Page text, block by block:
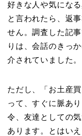
好きな人や気にな
と言われたら、返
せん。調査した記
りは、会話のきっ
介されていました。
ただし、「お土産
って、すぐに脈あ
令、友達としての
あります。とはい